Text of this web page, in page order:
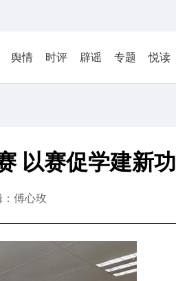
舆情 时评 辟谣 专题 悦读
以赛促学建新功
傅心玫